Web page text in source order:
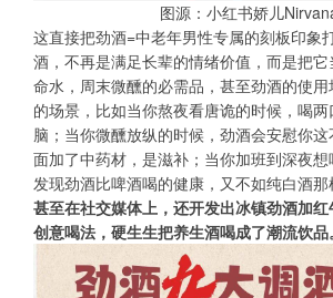
图源：小红书娇儿
这直接把劲酒=中老年男性专属的刻板印象
酒，不再是满足长辈的情绪价值，而是把
命水，周末微醺的必需品，甚至劲酒的使
的场景，比如当你熬夜看唐诡的时候，喝
脑；当你微醺放纵的时候，劲酒会安慰你
面加了中药材，是滋补；当你加班到深夜
发现劲酒比啤酒喝的健康，又不如纯白酒那
甚至在社交媒体上，还开发出冰镇劲酒加
创意喝法，硬生生把养生酒喝成了潮流饮品。